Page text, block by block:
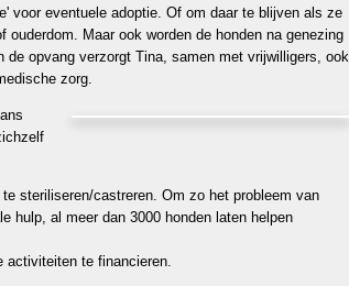
voor eventuele adoptie. Of om daar te blijven als ze
Maar ook worden de honden na genezing
opvang verzorgt Tina, samen met vrijwilligers, ook
zorg.
steriliseren/castreren. Om zo het probleem van
hulp, al meer dan 3000 honden laten helpen
te financieren.